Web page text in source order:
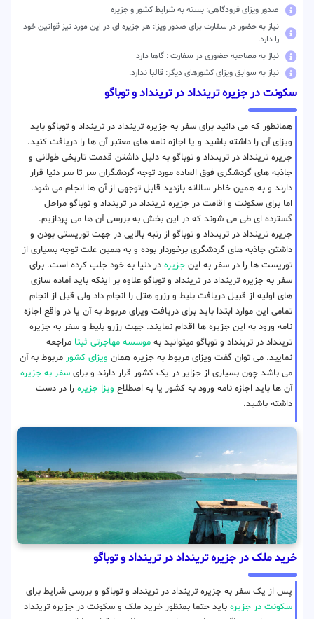
صدور ویزای فرودگاهی: بسته به شرایط کشور و جزیره
نیاز به حضور در سفارت برای صدور ویزا: هر جزیره ای در این مورد نیز قوانین خود
را دارد.
نیاز به مصاحبه حضوری در سفارت : گاها دارد
نیاز به سوابق ویزای کشورهای دیگر: قالبا ندارد.
سکونت در جزیره ترینداد در ترینداد‌ و توباگو
همانطور که می دانید برای سفر به جزیره ترینداد در ترینداد‌ و توباگو باید
ویزای آن را داشته باشید و یا اجازه نامه های معتبر آن ها را دریافت کنید.
جزیره ترینداد در ترینداد‌ و توباگو به دلیل داشتن قدمت تاریخی طولانی و
جاذبه های گردشگری فوق العاده مورد توجه گردشگران سر تا سر دنیا قرار
دارند و به همین خاطر سالانه بازدید قابل توجهی از آن ها انجام می شود.
اما برای سکونت و اقامت در جزیره ترینداد در ترینداد‌ و توباگو مراحل
گسترده ای طی می شوند که در این بخش به بررسی آن ها می پردازیم.
جزیره ترینداد در ترینداد‌ و توباگو از رتبه بالایی در جهت توریستی بودن و
داشتن جاذبه های گردشگری برخوردار بوده و به همین علت توجه بسیاری از
توریست ها را در سفر به این جزیره در دنیا به خود جلب کرده است. برای
سفر به جزیره ترینداد در ترینداد‌ و توباگو علاوه بر اینکه باید آماده سازی
های اولیه از قبیل دریافت بلیط و رزرو هتل را انجام داد ولی قبل از انجام
تمامی این موارد ابتدا باید برای دریافت ویزای مربوط به آن یا در واقع اجازه
نامه ورود به این جزیره ها اقدام نمایند. جهت رزرو بلیط و سفر به جزیره
ترینداد در ترینداد‌ و توباگو میتوانید به موسسه مهاجرتی ثبتا مراجعه
نمایید. می توان گفت ویزای مربوط به جزیره همان ویزای کشور مربوط به آن
می باشد چون بسیاری از جزایر در یک کشور قرار دارند و برای سفر به جزیره
آن ها باید اجازه نامه ورود به کشور یا به اصطلاح ویزا جزیره را در دست
داشته باشید.
خرید ملک در جزیره ترینداد در ترینداد‌ و توباگو
پس از یک سفر به جزیره ترینداد در ترینداد‌ و توباگو و بررسی شرایط برای
سکونت در جزیره باید حتما بمنظور خرید ملک و سکونت در جزیره ترینداد